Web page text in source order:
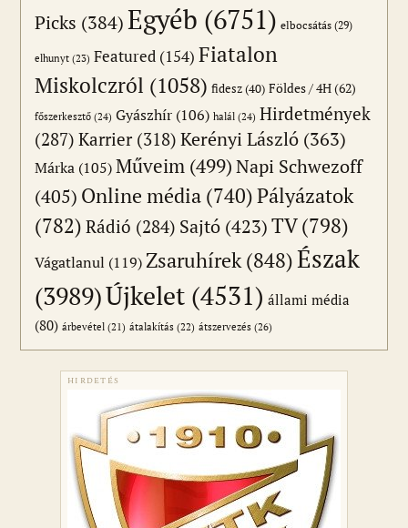
Picks (384)Egyéb (6751) elbocsátás (29)
elhunyt (23) Featured (154) Fiatalon
Miskolczról (1058) fidesz(40) Földes / 4H(62)
főszerkesztő (24) Gyászhír (106) halál (24) Hirdetmények
(287) Karrier(318) Kerényi László (363)
Márka (105) Műveim (499)Napi Schwezoff
(405) Online média (740)Pályázatok
(782) Rádió (284) Sajtó (423)TV(798)
Vágatlanul (119)Zsaruhírek(848)Észak
(3989)Újkelet (4531) állami média
(80) árbevétel (21) átalakítás (22) átszervezés (26)
HIRDETÉS